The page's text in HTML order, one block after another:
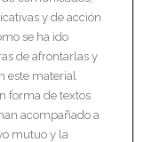
y de acción
se ha ido
de afrontarlas y
este material
forma de textos
acompañado a
mutuo y la